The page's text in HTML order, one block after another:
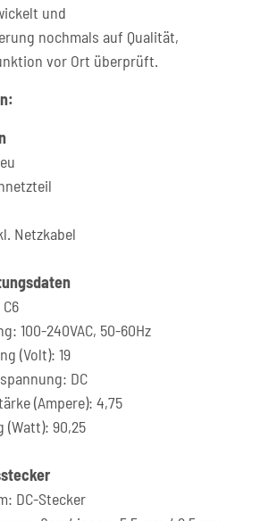
und
nochmals auf Qualität,
vor Ort überprüft.
Netzkabel
100-240VAC, 50-60Hz
(Volt): 19
DC
(Ampere): 4,75
(Watt): 90,25
DC-Stecker